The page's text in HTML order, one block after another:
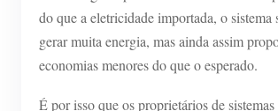
do que a eletricidade importada, o sistema
gerar muita energia, mas ainda assim
economias menores do que o esperado.
É por isso que os proprietários de sistemas